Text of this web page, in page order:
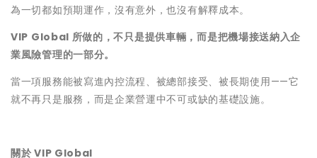
為一切都如預期運作，沒有意外，也沒有解釋成本。
VIP Global 所做的，不只是提供車輛，而是把機場接送納入企
業風險管理的一部分。
當一項服務能被寫進內控流程、被總部接受、被長期使用——它
就不再只是服務，而是企業營運中不可或缺的基礎設施。
關於 VIP Global